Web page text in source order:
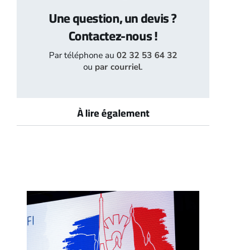
Une question, un devis ?
Contactez-nous !
Par téléphone au 02 32 53 64 32
ou par courriel.
À lire également